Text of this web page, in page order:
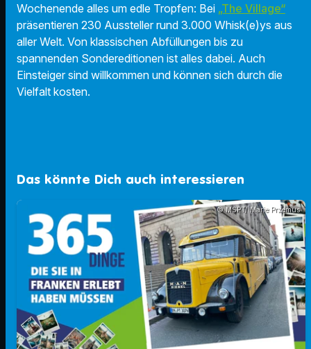
Wochenende alles um edle Tropfen: Bei „The Village“
präsentieren 230 Aussteller rund 3.000 Whisk(e)ys aus
aller Welt. Von klassischen Abfüllungen bis zu
spannenden Sondereditionen ist alles dabei. Auch
Einsteiger sind willkommen und können sich durch die
Vielfalt kosten.
Das könnte Dich auch interessieren
© MSPT/ Marie Przemus